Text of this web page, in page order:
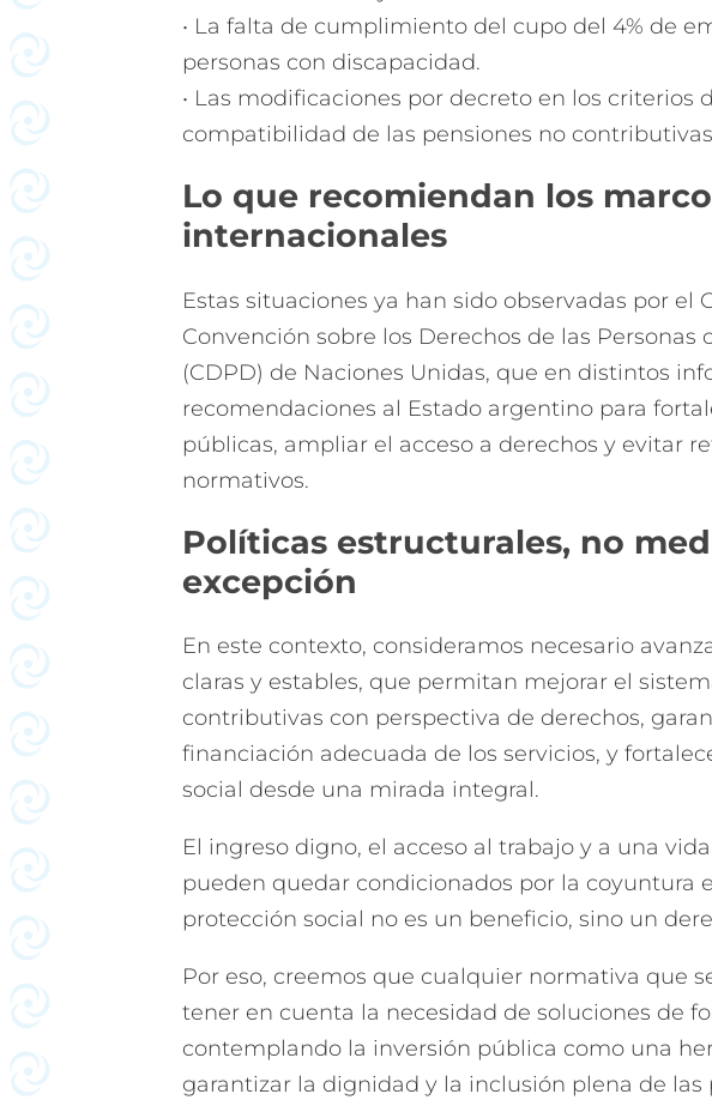
• La falta de cumplimiento del cupo del 4% de
personas con discapacidad.
• Las modificaciones por decreto en los criterios
compatibilidad de las pensiones no
Lo que recomiendan los
internacionales
Estas situaciones ya han sido observadas por el
Convención sobre los Derechos de las Personas
(CDPD) de Naciones Unidas, que en distintos
recomendaciones al Estado argentino para
públicas, ampliar el acceso a derechos y evitar
normativos.
Políticas estructurales, no
excepción
En este contexto, consideramos necesario
claras y estables, que permitan mejorar el
contributivas con perspectiva de derechos,
financiación adecuada de los servicios, y
social desde una mirada integral.
El ingreso digno, el acceso al trabajo y a una
pueden quedar condicionados por la coyuntura
protección social no es un beneficio, sino un
Por eso, creemos que cualquier normativa que
tener en cuenta la necesidad de soluciones de
contemplando la inversión pública como una
garantizar la dignidad y la inclusión plena de las